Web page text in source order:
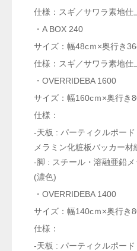
仕様：スギ／サワラ素地仕
・A BOX 240
サイズ：幅48cｍ×奥行き
仕様：スギ／サワラ素地仕
・OVERRIDEBA 1600
サイズ：幅160cｍ×奥行き
仕様：
-天板 : パーティクルポード
メラミン化粧板バッカー
-脚 : スチール・溶融亜鉛
(濃色)
・OVERRIDEBA 1400
サイズ：幅140cｍ×奥行き
仕様：
-天板 : パーティクルポード